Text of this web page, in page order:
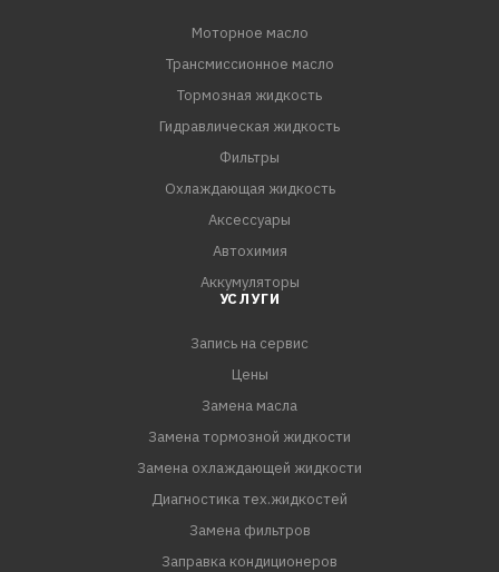
Моторное масло
Трансмиссионное масло
Тормозная жидкость
Гидравлическая жидкость
Фильтры
Охлаждающая жидкость
Аксессуары
Автохимия
Аккумуляторы
УСЛУГИ
Запись на сервис
Цены
Замена масла
Замена тормозной жидкости
Замена охлаждающей жидкости
Диагностика тех.жидкостей
Замена фильтров
Заправка кондиционеров